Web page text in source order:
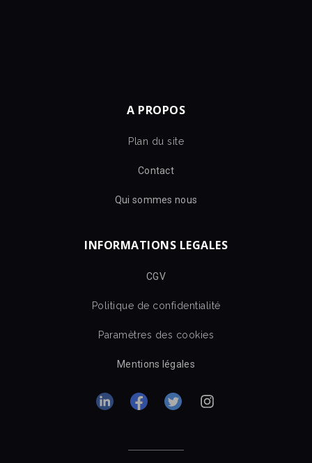
A PROPOS
Plan du site
Contact
Qui sommes nous
INFORMATIONS LEGALES
CGV
Politique de confidentialité
Paramètres des cookies
Mentions légales